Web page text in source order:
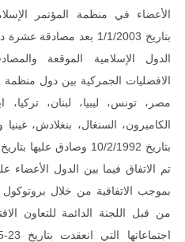
الأعضاء في منظمة المؤتمر
بتاريخ 1/1/2003 بعد مصادقة
عشرة
الدول الإسلامية الموقعة
الافضليات الجمركية بين دول منظمة
مصر، تونس، ليبيا، لبنان، تركيا،
الكاميرون، السنغال، بنغلادش،
بتاريخ 10/2/1992 وصادق عليها بتاريخ 21/12/1998.
تم الاتفاق فيما بين الدول
بموجب الاتفاقية من خلال
من قبل اللجنة الدائمة للتعاون
اجتماعاتها التي انعقدت